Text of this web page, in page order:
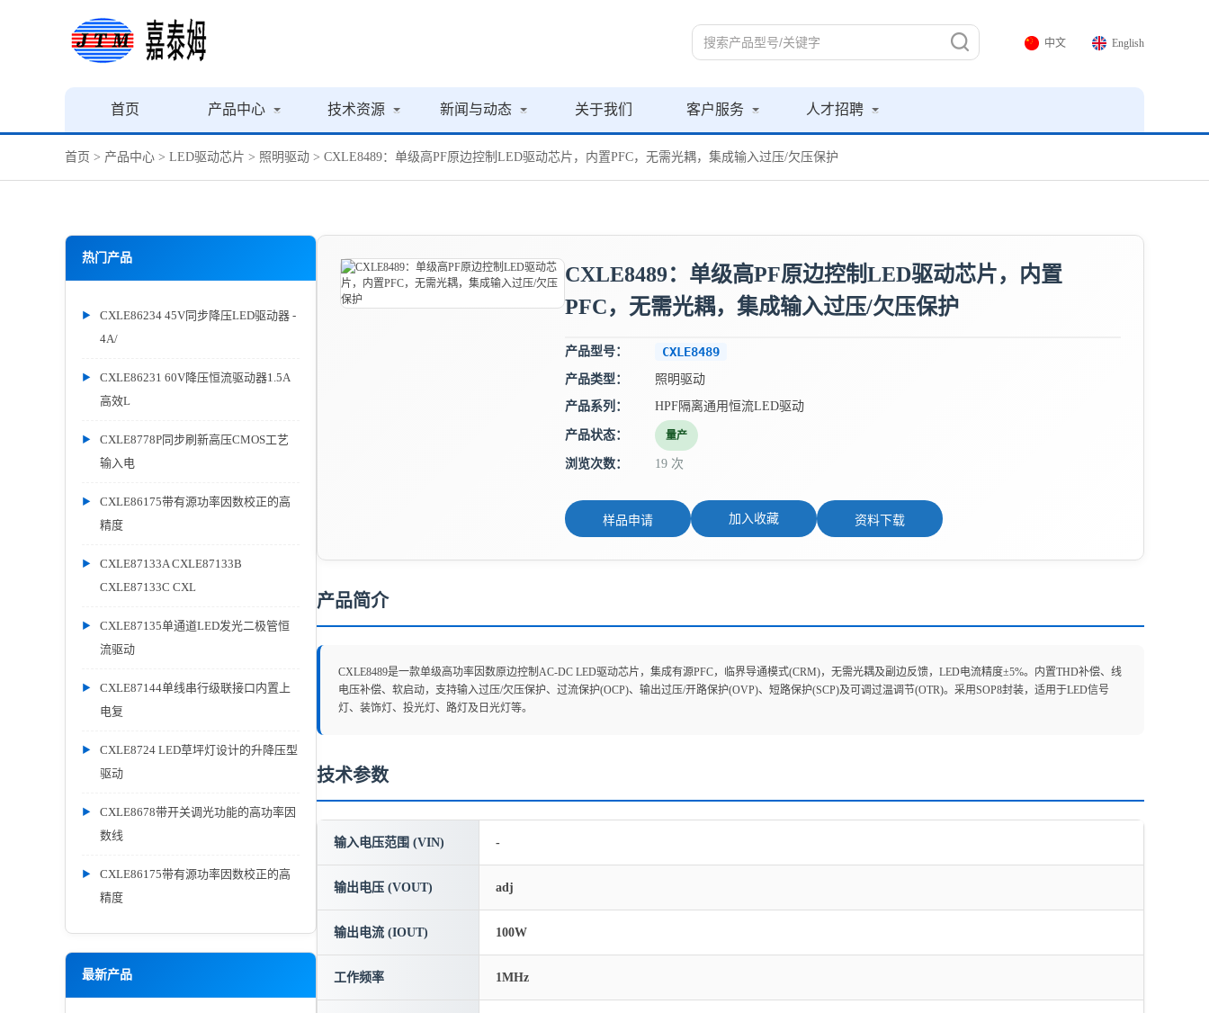
中文 English
首页 产品中心 技术资源 新闻与动态 关于我们 客户服务 人才招聘
首页 > 产品中心 > LED驱动芯片 > 照明驱动 > CXLE8489：单级高PF原边控制LED驱动芯片，内置PFC，无需光耦，集成输入过压/欠压保护
热门产品
CXLE86234 45V同步降压LED驱动器 -
4A/
CXLE86231 60V降压恒流驱动器1.5A
高效L
CXLE8778P同步刷新高压CMOS工艺
输入电
CXLE86175带有源功率因数校正的高
精度
CXLE87133A CXLE87133B
CXLE87133C CXL
CXLE87135单通道LED发光二极管恒
流驱动
CXLE87144单线串行级联接口内置上
电复
CXLE8724 LED草坪灯设计的升降压型
驱动
CXLE8678带开关调光功能的高功率因
数线
CXLE86175带有源功率因数校正的高
精度
最新产品
CXLE8489：单级高PF原边控制LED驱动芯片，内置
PFC，无需光耦，集成输入过压/欠压保护
产品型号： CXLE8489
产品类型：
照明驱动
产品系列：
HPF隔离通用恒流LED驱动
产品状态： 量产
浏览次数： 19 次
样品申请 加入收藏 资料下载
产品简介
CXLE8489是一款单级高功率因数原边控制AC-DC LED驱动芯片，集成有源PFC，临界导通模式(CRM)，无需光耦及副边反馈，LED电流精度±5%。内置THD补偿、线
电压补偿、软启动，支持输入过压/欠压保护、过流保护(OCP)、输出过压/开路保护(OVP)、短路保护(SCP)及可调过温调节(OTR)。采用SOP8封装，适用于LED信号
灯、装饰灯、投光灯、路灯及日光灯等。
技术参数
输入电压范围 (VIN) -
输出电压 (VOUT) adj
输出电流 (IOUT) 100W
工作频率 1MHz